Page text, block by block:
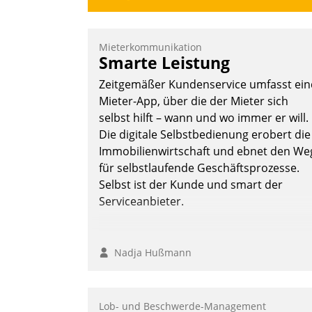
Mieterkommunikation
Smarte Leistung
Zeitgemäßer Kundenservice umfasst
Mieter-App, über die der Mieter sich
selbst hilft – wann und wo immer er will.
Die digitale Selbstbedienung erobert die
Immobilienwirtschaft und ebnet den
für selbstlaufende Geschäftsprozesse.
Selbst ist der Kunde und smart der
Serviceanbieter.
Nadja Hußmann
Lob- und Beschwerde-Management